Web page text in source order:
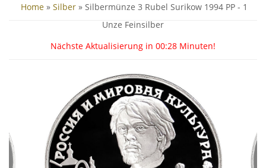
Home » Silber » Silbermünze 3 Rubel Surikow 1994 PP - 1
Unze Feinsilber
Nächste Aktualisierung in 00:28 Minuten!